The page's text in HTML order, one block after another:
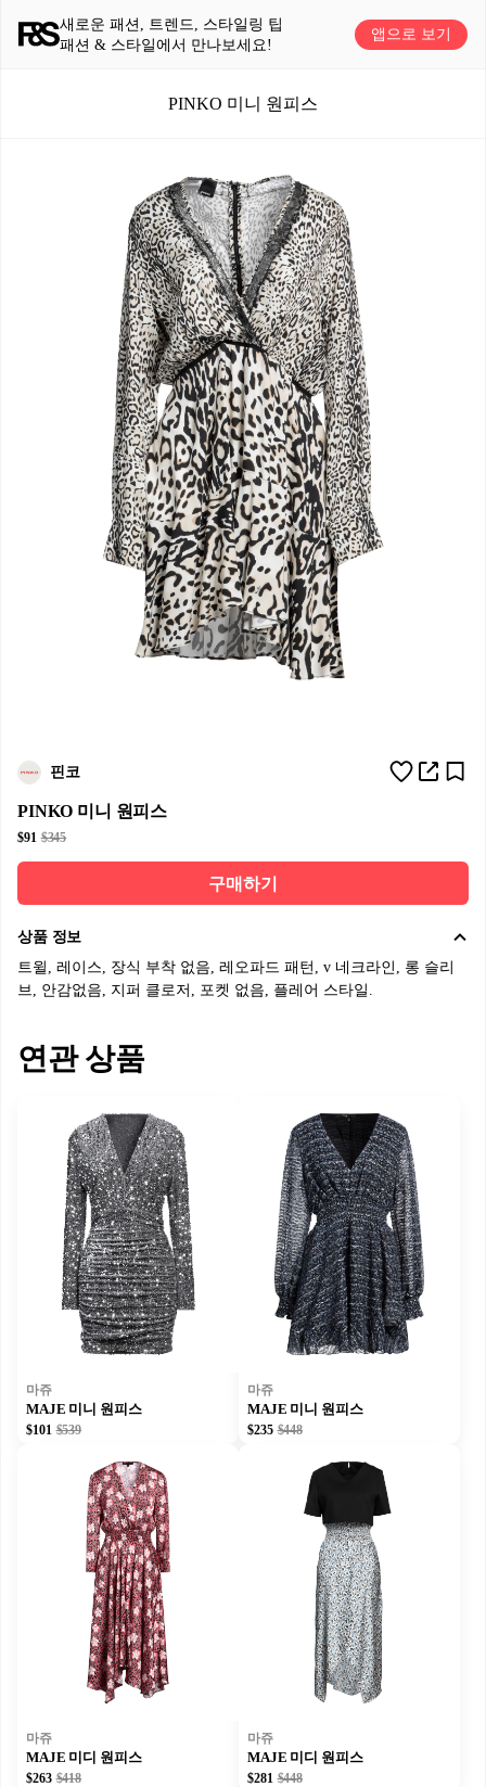
새로운 패션, 트렌드, 스타일링 팁
패션 & 스타일에서 만나보세요!
앱으로 보기
PINKO 미니 원피스
핀코
PINKO 미니 원피스
$91 $345
구매하기
상품 정보
트윌, 레이스, 장식 부착 없음, 레오파드 패턴, v 네크라인, 롱 슬리
브, 안감없음, 지퍼 클로저, 포켓 없음, 플레어 스타일.
연관 상품
마쥬
MAJE 미니 원피스
$101 $539
마쥬
MAJE 미니 원피스
$235 $448
마쥬
MAJE 미디 원피스
$263 $418
마쥬
MAJE 미디 원피스
$281 $448